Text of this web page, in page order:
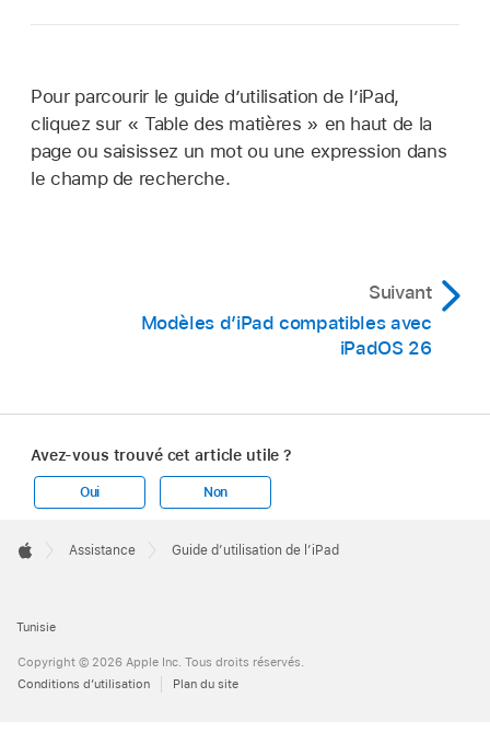
Pour parcourir le guide d’utilisation de l’iPad,
cliquez sur « Table des matières » en haut de la
page ou saisissez un mot ou une expression dans
le champ de recherche.
Suivant
Modèles d’iPad compatibles avec
iPadOS 26
Avez-vous trouvé cet article utile ?
Oui Non
Footer

Assistance Guide d’utilisation de l’iPad
Tunisie
Copyright © 2026 Apple Inc. Tous droits réservés.
Conditions d’utilisation
Plan du site